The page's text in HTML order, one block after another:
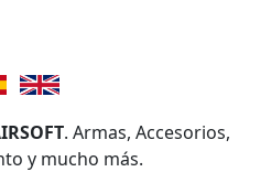
. Armas, Accesorios,
y mucho más.